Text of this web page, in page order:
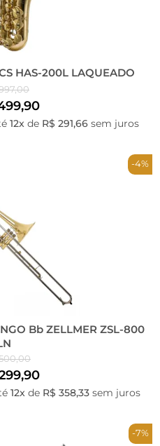
HAS-200L LAQUEADO
12xde R$ 291,66sem juros
-4%
Bb ZELLMER ZSL-800
12x de R$ 358,33 sem juros
-7%